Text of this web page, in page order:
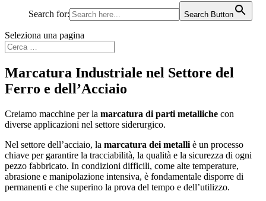
Search for: Search Button
Seleziona una pagina
Marcatura Industriale nel Settore del
Ferro e dell’Acciaio
Creiamo macchine per la marcatura di parti metalliche con
diverse applicazioni nel settore siderurgico.
Nel settore dell’acciaio, la marcatura dei metalli è un processo
chiave per garantire la tracciabilità, la qualità e la sicurezza di ogni
pezzo fabbricato. In condizioni difficili, come alte temperature,
abrasione e manipolazione intensiva, è fondamentale disporre di
permanenti e che superino la prova del tempo e dell’utilizzo.